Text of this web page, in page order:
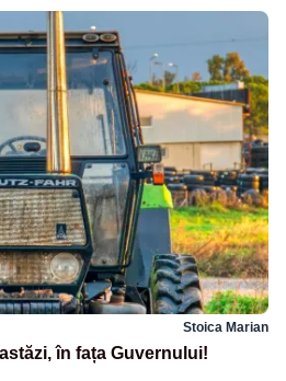
Stoica Marian
în fața Guvernului!